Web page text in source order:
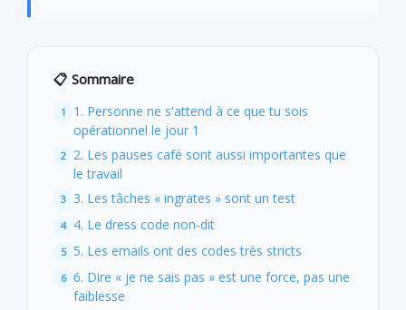
📋 Sommaire
1. Personne ne s'attend à ce que tu sois
opérationnel le jour 1
2. Les pauses café sont aussi importantes que
le travail
3. Les tâches « ingrates » sont un test
4. Le dress code non-dit
5. Les emails ont des codes très stricts
6. Dire « je ne sais pas » est une force, pas une
faiblesse